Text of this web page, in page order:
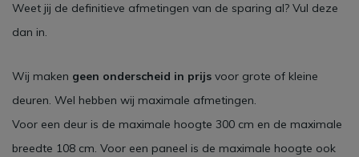
Weet jij de definitieve afmetingen van de sparing al? Vul deze
dan in.
Wij maken geen onderscheid in prijs voor grote of kleine
deuren. Wel hebben wij maximale afmetingen.
Voor een deur is de maximale hoogte 300 cm en de maximale
breedte 108 cm. Voor een paneel is de maximale hoogte ook